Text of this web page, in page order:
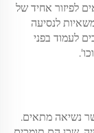
לפיזור אחיד של
לנסיעה
לעמוד בפני
נשיאה מתאים.